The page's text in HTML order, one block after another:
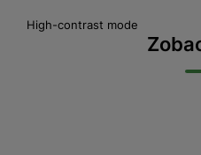
High-contrast mode